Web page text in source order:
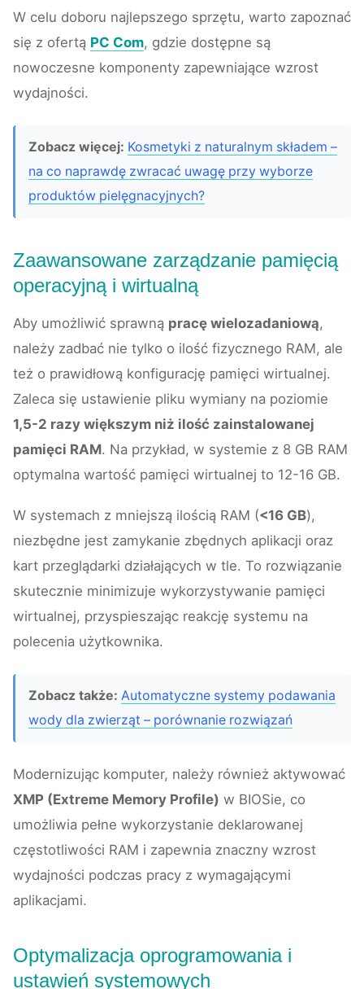
W celu doboru najlepszego sprzętu, warto zapoznać
się z ofertą PC Com, gdzie dostępne są
nowoczesne komponenty zapewniające wzrost
wydajności.
Zobacz więcej: Kosmetyki z naturalnym składem –
na co naprawdę zwracać uwagę przy wyborze
produktów pielęgnacyjnych?
Zaawansowane zarządzanie pamięcią
operacyjną i wirtualną
Aby umożliwić sprawną pracę wielozadaniową,
należy zadbać nie tylko o ilość fizycznego RAM, ale
też o prawidłową konfigurację pamięci wirtualnej.
Zaleca się ustawienie pliku wymiany na poziomie
1,5-2 razy większym niż ilość zainstalowanej
pamięci RAM. Na przykład, w systemie z 8 GB RAM
optymalna wartość pamięci wirtualnej to 12-16 GB.
W systemach z mniejszą ilością RAM (<16 GB),
niezbędne jest zamykanie zbędnych aplikacji oraz
kart przeglądarki działających w tle. To rozwiązanie
skutecznie minimizuje wykorzystywanie pamięci
wirtualnej, przyspieszając reakcję systemu na
polecenia użytkownika.
Zobacz także: Automatyczne systemy podawania
wody dla zwierząt – porównanie rozwiązań
Modernizując komputer, należy również aktywować
XMP (Extreme Memory Profile) w BIOSie, co
umożliwia pełne wykorzystanie deklarowanej
częstotliwości RAM i zapewnia znaczny wzrost
wydajności podczas pracy z wymagającymi
aplikacjami.
Optymalizacja oprogramowania i
ustawień systemowych